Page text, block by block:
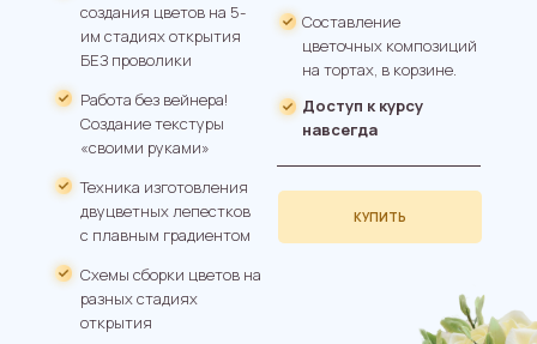
создания цветов на 5-
им стадиях открытия
БЕЗ проволики
Работа без вейнера!
Создание текстуры
«своими руками»
Техника изготовления
двуцветных лепестков
с плавным градиентом
Схемы сборки цветов на
разных стадиях
открытия
КУПИТЬ
Составление
цветочных композиций
на тортах, в корзине.
Доступ к курсу
навсегда